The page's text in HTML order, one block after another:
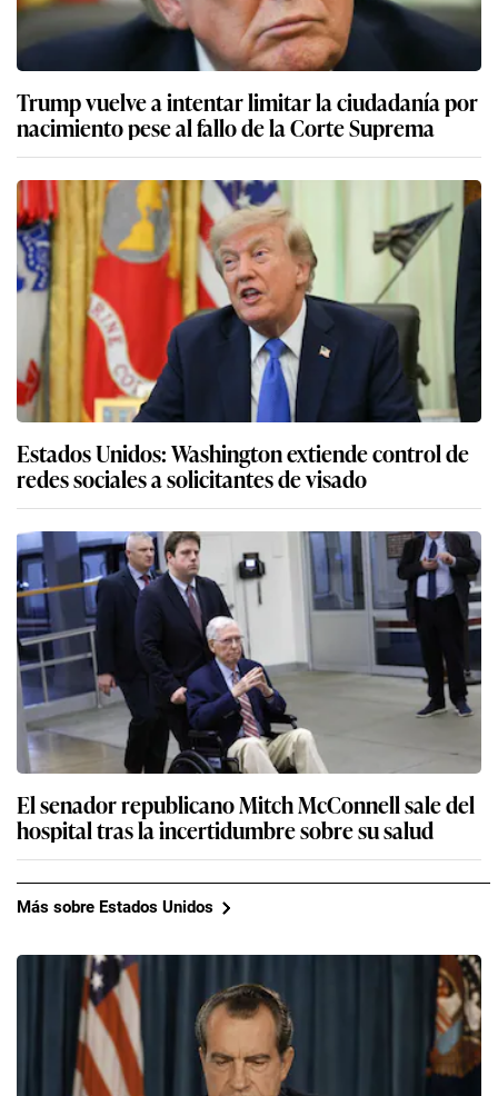
Trump vuelve a intentar limitar la ciudadanía por
nacimiento pese al fallo de la Corte Suprema
Estados Unidos: Washington extiende control de
redes sociales a solicitantes de visado
El senador republicano Mitch McConnell sale del
hospital tras la incertidumbre sobre su salud
Más sobre Estados Unidos